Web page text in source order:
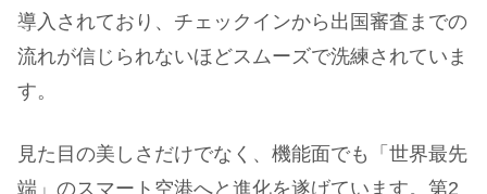
導入されており、チェックインから出国審査までの
流れが信じられないほどスムーズで洗練されていま
す。
見た目の美しさだけでなく、機能面でも「世界最先
端」のスマート空港へと進化を遂げています。第2